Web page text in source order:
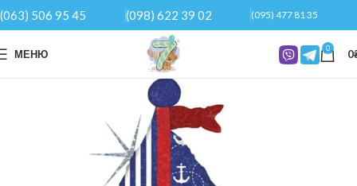
(063) 506 95 45 (098) 622 39 02 (095) 477 81 35
МЕНЮ 0 0